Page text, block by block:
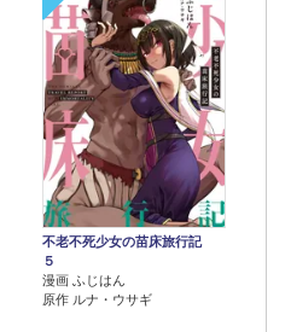
不老不死少女の苗床旅行記
５
漫画 ふじはん
原作 ルナ・ウサギ